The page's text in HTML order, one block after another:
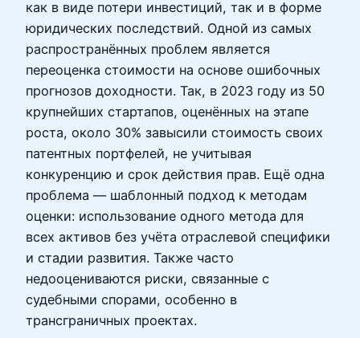
как в виде потери инвестиций, так и в форме
юридических последствий. Одной из самых
распространённых проблем является
переоценка стоимости на основе ошибочных
прогнозов доходности. Так, в 2023 году из 50
крупнейших стартапов, оценённых на этапе
роста, около 30% завысили стоимость своих
патентных портфелей, не учитывая
конкуренцию и срок действия прав. Ещё одна
проблема — шаблонный подход к методам
оценки: использование одного метода для
всех активов без учёта отраслевой специфики
и стадии развития. Также часто
недооцениваются риски, связанные с
судебными спорами, особенно в
трансграничных проектах.